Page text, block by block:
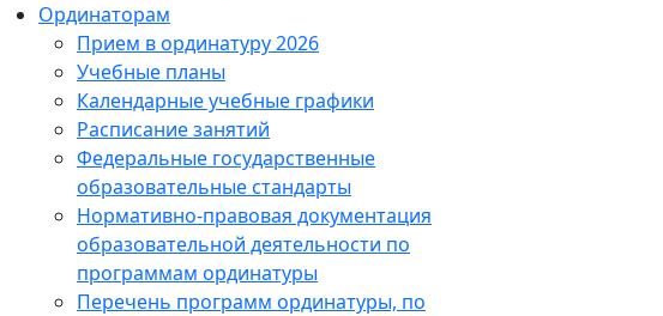
Ординаторам
Прием в ординатуру 2026
Учебные планы
Календарные учебные графики
Расписание занятий
Федеральные государственные
образовательные стандарты
Нормативно-правовая документация
образовательной деятельности по
программам ординатуры
Перечень программ ординатуры, по